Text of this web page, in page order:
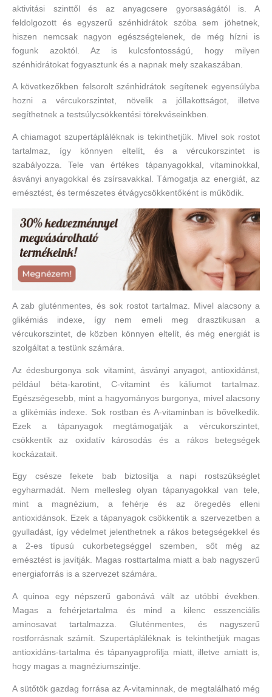
aktivitási szinttől és az anyagcsere gyorsaságától is. A
feldolgozott és egyszerű szénhidrátok szóba sem jöhetnek,
hiszen nemcsak nagyon egészségtelenek, de még hízni is
fogunk azoktól. Az is kulcsfontosságú, hogy milyen
szénhidrátokat fogyasztunk és a napnak mely szakaszában.
A következőkben felsorolt szénhidrátok segítenek egyensúlyba
hozni a vércukorszintet, növelik a jóllakottságot, illetve
segíthetnek a testsúlycsökkentési törekvéseinkben.
A chiamagot szupertápláléknak is tekinthetjük. Mivel sok rostot
tartalmaz, így könnyen eltelít, és a vércukorszintet is
szabályozza. Tele van értékes tápanyagokkal, vitaminokkal,
ásványi anyagokkal és zsírsavakkal. Támogatja az energiát, az
emésztést, és természetes étvágycsökkentőként is működik.
A zab gluténmentes, és sok rostot tartalmaz. Mivel alacsony a
glikémiás indexe, így nem emeli meg drasztikusan a
vércukorszintet, de közben könnyen eltelít, és még energiát is
szolgáltat a testünk számára.
Az édesburgonya sok vitamint, ásványi anyagot, antioxidánst,
például béta-karotint, C-vitamint és káliumot tartalmaz.
Egészségesebb, mint a hagyományos burgonya, mivel alacsony
a glikémiás indexe. Sok rostban és A-vitaminban is bővelkedik.
Ezek a tápanyagok megtámogatják a vércukorszintet,
csökkentik az oxidatív károsodás és a rákos betegségek
kockázatait.
Egy csésze fekete bab biztosítja a napi rostszükséglet
egyharmadát. Nem mellesleg olyan tápanyagokkal van tele,
mint a magnézium, a fehérje és az öregedés elleni
antioxidánsok. Ezek a tápanyagok csökkentik a szervezetben a
gyulladást, így védelmet jelenthetnek a rákos betegségekkel és
a 2-es típusú cukorbetegséggel szemben, sőt még az
emésztést is javítják. Magas rosttartalma miatt a bab nagyszerű
energiaforrás is a szervezet számára.
A quinoa egy népszerű gabonává vált az utóbbi években.
Magas a fehérjetartalma és mind a kilenc esszenciális
aminosavat tartalmazza. Gluténmentes, és nagyszerű
rostforrásnak számít. Szupertápláléknak is tekinthetjük magas
antioxidáns-tartalma és tápanyagprofilja miatt, illetve amiatt is,
hogy magas a magnéziumszintje.
A sütőtök gazdag forrása az A-vitaminnak, de megtalálható még